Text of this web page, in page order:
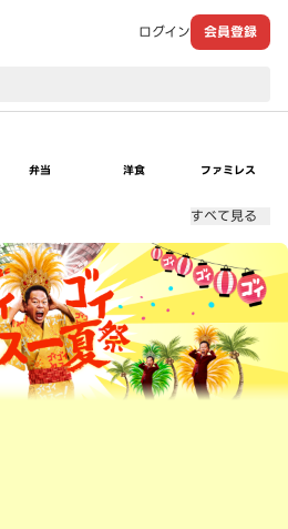
ログイン 会員登録
弁当 洋食 ファミレス
すべて見る